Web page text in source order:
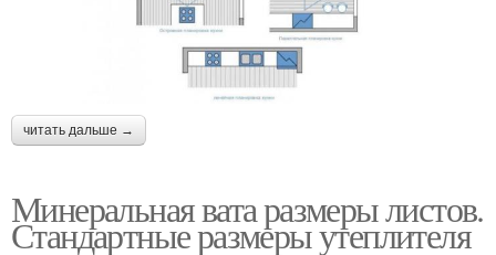
читать дальше →
Минеральная вата размеры листов.
Стандартные размеры утеплителя